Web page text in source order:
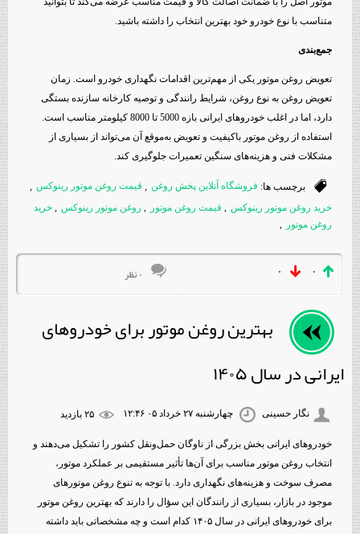
متناسب با نوع خودرو خود بهترین انتخاب را داشته باشید.
جمع‌بندی
تعویض روغن موتور یکی از مهم‌ترین اقدامات نگهداری خودرو است. زمان
تعویض روغن به نوع روغن، شرایط رانندگی و توصیه کارخانه سازنده بستگی
دارد، اما در اغلب خودروهای ایرانی بازه 5000 تا 8000 کیلومتر مناسب است.
استفاده از روغن موتور باکیفیت و تعویض به‌موقع آن می‌تواند از بسیاری از
مشکلات فنی و هزینه‌های سنگین تعمیرات جلوگیری کند.
برچسب ها: فروشگاه آنلاین پخش روغن قیمت روغن موتور رینوکس
خرید روغن موتور رینوکس
قیمت روغن موتور روغن موتور رینوکس
خرید
روغن موتور
۰ ۰ ۰ نظر
بهترین روغن موتور برای خودروهای
ایرانی در سال ۱۴۰۵
نگار حسینی چهارشنبه ۲۷ خرداد ۰۵ ۱۲:۴۶
خودروهای ایرانی بخش بزرگی از ناوگان حمل‌ونقل کشور را تشکیل می‌دهند و
انتخاب روغن موتور مناسب برای آن‌ها تأثیر مستقیمی بر عملکرد موتور،
مصرف سوخت و هزینه‌های نگهداری دارد. با توجه به تنوع روغن موتورهای
موجود در بازار، بسیاری از رانندگان این سؤال را دارند که بهترین روغن موتور
برای خودروهای ایرانی در سال ۱۴۰۵ کدام است و چه مشخصاتی باید داشته